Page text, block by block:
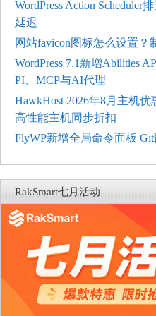
WordPress Action
延迟
网站favicon图标怎么设置
WordPress 7.1新增Abilities
PI、MCP与AI代理
HawkHost 2026年8月主机优
高性能主机同步折扣
FlyWP新增全局命令面板
RakSmart七月活动